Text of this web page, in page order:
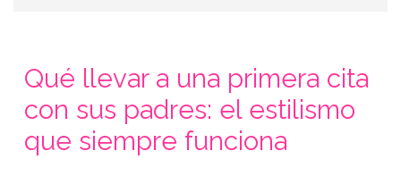
Qué llevar a una primera cita
con sus padres: el estilismo
que siempre funciona